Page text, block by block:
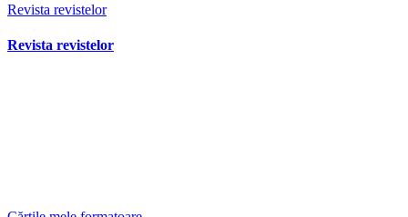
Revista revistelor
Revista revistelor